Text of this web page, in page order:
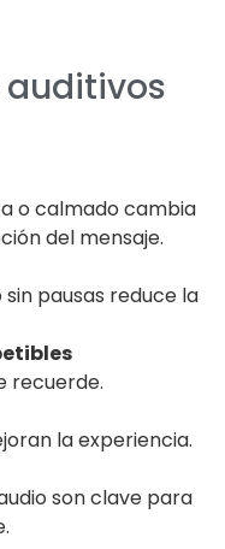
auditivos
o calmado cambia
del mensaje.
pausas reduce la
recuerde.
la experiencia.
son clave para